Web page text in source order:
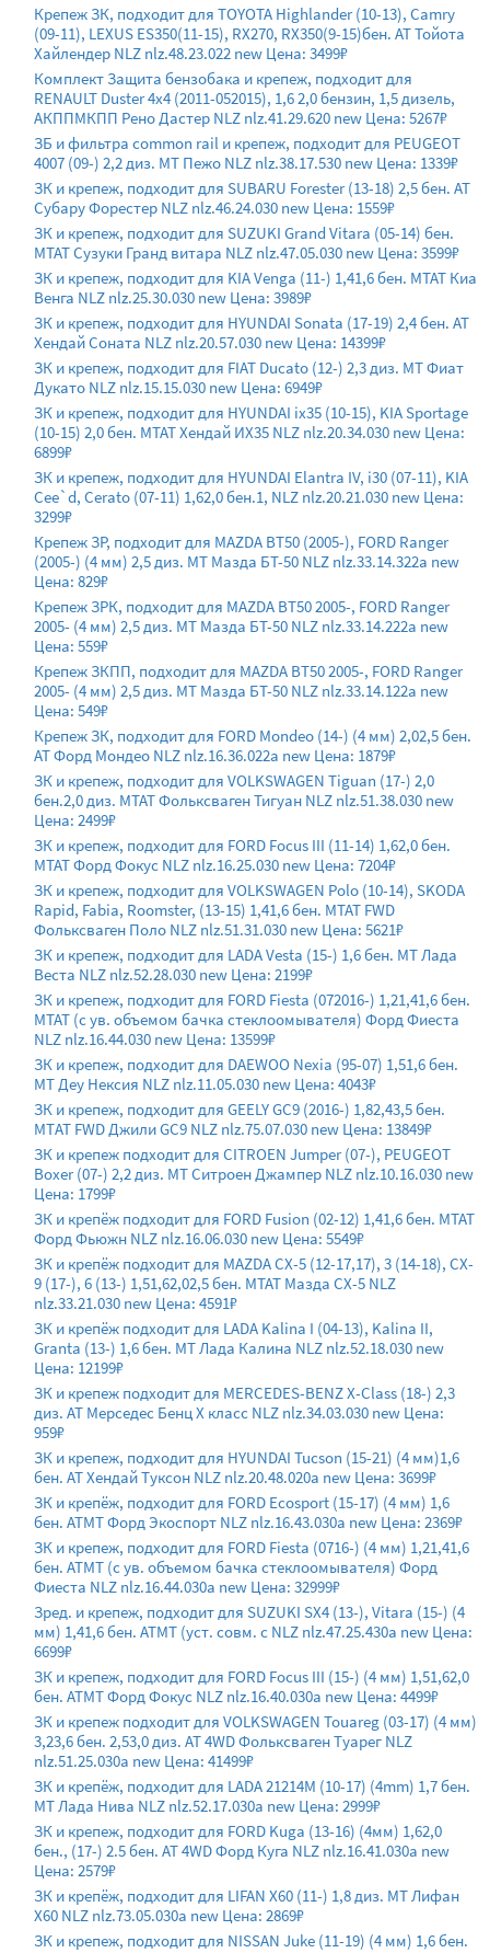
Крепеж ЗК, подходит для TOYOTA Highlander (10-13), Camry
(09-11), LEXUS ES350(11-15), RX270, RX350(9-15)бен. AT Тойота
Хайлендер NLZ nlz.48.23.022 new Цена: 3499₽
Комплект Защита бензобака и крепеж, подходит для
RENAULT Duster 4x4 (2011-052015), 1,6 2,0 бензин, 1,5 дизель,
АКППМКПП Рено Дастер NLZ nlz.41.29.620 new Цена: 5267₽
ЗБ и фильтра common rail и крепеж, подходит для PEUGEOT
4007 (09-) 2,2 диз. МТ Пежо NLZ nlz.38.17.530 new Цена: 1339₽
ЗК и крепеж, подходит для SUBARU Forester (13-18) 2,5 бен. АТ
Субару Форестер NLZ nlz.46.24.030 new Цена: 1559₽
ЗК и крепеж, подходит для SUZUKI Grand Vitara (05-14) бен.
МТАТ Сузуки Гранд витара NLZ nlz.47.05.030 new Цена: 3599₽
ЗК и крепеж, подходит для KIA Venga (11-) 1,41,6 бен. МТАТ Киа
Венга NLZ nlz.25.30.030 new Цена: 3989₽
ЗК и крепеж, подходит для HYUNDAI Sonata (17-19) 2,4 бен. AT
Хендай Соната NLZ nlz.20.57.030 new Цена: 14399₽
ЗК и крепеж, подходит для FIAT Ducato (12-) 2,3 диз. МТ Фиат
Дукато NLZ nlz.15.15.030 new Цена: 6949₽
ЗК и крепеж, подходит для HYUNDAI ix35 (10-15), KIA Sportage
(10-15) 2,0 бен. МТАТ Хендай ИХ35 NLZ nlz.20.34.030 new Цена:
6899₽
ЗК и крепеж, подходит для HYUNDAI Elantra IV, i30 (07-11), KIA
Cee`d, Cerato (07-11) 1,62,0 бен.1, NLZ nlz.20.21.030 new Цена:
3299₽
Крепеж ЗР, подходит для MAZDA BT50 (2005-), FORD Ranger
(2005-) (4 мм) 2,5 диз. МТ Мазда БТ-50 NLZ nlz.33.14.322a new
Цена: 829₽
Крепеж ЗРК, подходит для MAZDA BT50 2005-, FORD Ranger
2005- (4 мм) 2,5 диз. МТ Мазда БТ-50 NLZ nlz.33.14.222a new
Цена: 559₽
Крепеж ЗКПП, подходит для MAZDA BT50 2005-, FORD Ranger
2005- (4 мм) 2,5 диз. МТ Мазда БТ-50 NLZ nlz.33.14.122a new
Цена: 549₽
Крепеж ЗК, подходит для FORD Mondeo (14-) (4 мм) 2,02,5 бен.
АТ Форд Мондео NLZ nlz.16.36.022a new Цена: 1879₽
ЗК и крепеж, подходит для VOLKSWAGEN Tiguan (17-) 2,0
бен.2,0 диз. MTAT Фольксваген Тигуан NLZ nlz.51.38.030 new
Цена: 2499₽
ЗК и крепеж, подходит для FORD Focus III (11-14) 1,62,0 бен.
MTAT Форд Фокус NLZ nlz.16.25.030 new Цена: 7204₽
ЗК и крепеж, подходит для VOLKSWAGEN Polo (10-14), SKODA
Rapid, Fabia, Roomster, (13-15) 1,41,6 бен. MTAT FWD
Фольксваген Поло NLZ nlz.51.31.030 new Цена: 5621₽
ЗК и крепеж, подходит для LADA Vesta (15-) 1,6 бен. MT Лада
Веста NLZ nlz.52.28.030 new Цена: 2199₽
ЗК и крепеж, подходит для FORD Fiesta (072016-) 1,21,41,6 бен.
МТАТ (с ув. объемом бачка стеклоомывателя) Форд Фиеста
NLZ nlz.16.44.030 new Цена: 13599₽
ЗК и крепеж, подходит для DAEWOO Nexia (95-07) 1,51,6 бен.
МТ Деу Нексия NLZ nlz.11.05.030 new Цена: 4043₽
ЗК и крепеж, подходит для GEELY GC9 (2016-) 1,82,43,5 бен.
МТAT FWD Джили GС9 NLZ nlz.75.07.030 new Цена: 13849₽
ЗК и крепеж подходит для CITROEN Jumper (07-), PEUGEOT
Boxer (07-) 2,2 диз. МТ Ситроен Джампер NLZ nlz.10.16.030 new
Цена: 1799₽
ЗК и крепёж подходит для FORD Fusion (02-12) 1,41,6 бен. МТАТ
Форд Фьюжн NLZ nlz.16.06.030 new Цена: 5549₽
ЗК и крепёж подходит для MAZDA CX-5 (12-17,17), 3 (14-18), CX-
9 (17-), 6 (13-) 1,51,62,02,5 бен. МТАТ Мазда СХ-5 NLZ
nlz.33.21.030 new Цена: 4591₽
ЗК и крепёж подходит для LADA Kalina I (04-13), Kalina II,
Granta (13-) 1,6 бен. МТ Лада Калина NLZ nlz.52.18.030 new
Цена: 12199₽
ЗК и крепеж подходит для MERCEDES-BENZ X-Class (18-) 2,3
диз. АТ Мерседес Бенц Х класс NLZ nlz.34.03.030 new Цена:
959₽
ЗК и крепеж, подходит для HYUNDAI Tucson (15-21) (4 мм)1,6
бен. АТ Хендай Туксон NLZ nlz.20.48.020a new Цена: 3699₽
ЗК и крепёж, подходит для FORD Ecosport (15-17) (4 мм) 1,6
бен. АТМТ Форд Экоспорт NLZ nlz.16.43.030a new Цена: 2369₽
ЗК и крепеж, подходит для FORD Fiesta (0716-) (4 мм) 1,21,41,6
бен. АТМТ (с ув. объемом бачка стеклоомывателя) Форд
Фиеста NLZ nlz.16.44.030a new Цена: 32999₽
Зред. и крепеж, подходит для SUZUKI SX4 (13-), Vitara (15-) (4
мм) 1,41,6 бен. АТМТ (уст. совм. с NLZ nlz.47.25.430a new Цена:
6699₽
ЗК и крепеж, подходит для FORD Focus III (15-) (4 мм) 1,51,62,0
бен. АТМТ Форд Фокус NLZ nlz.16.40.030a new Цена: 4499₽
ЗК и крепеж подходит для VOLKSWAGEN Touareg (03-17) (4 мм)
3,23,6 бен. 2,53,0 диз. АТ 4WD Фольксваген Туарег NLZ
nlz.51.25.030a new Цена: 41499₽
ЗК и крепёж, подходит для LADA 21214M (10-17) (4mm) 1,7 бен.
МТ Лада Нива NLZ nlz.52.17.030a new Цена: 2999₽
ЗК и крепеж, подходит для FORD Kuga (13-16) (4мм) 1,62,0
бен., (17-) 2.5 бен. АТ 4WD Форд Куга NLZ nlz.16.41.030a new
Цена: 2579₽
ЗК и крепёж, подходит для LIFAN X60 (11-) 1,8 диз. МТ Лифан
Х60 NLZ nlz.73.05.030a new Цена: 2869₽
ЗК и крепеж, подходит для NISSAN Juke (11-19) (4 мм) 1,6 бен.